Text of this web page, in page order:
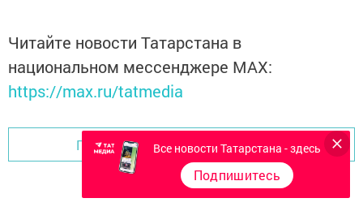
Читайте новости Татарстана в
национальном мессенджере MАХ:
https://max.ru/tatmedia
Перейти на страницу новости
Все новости Татарстана - здесь
Подпишитесь